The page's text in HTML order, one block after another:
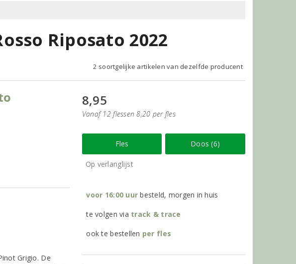
Riposato 2022
2 soortgelijke artikelen van dezelfde producent
Grigio. De
8,95
Vanaf 12 flessen 8,20 per fles
Fles Doos (6)
Op verlanglijst
voor 16:00 uur besteld, morgen in huis
te volgen via track & trace
ook te bestellen per fles